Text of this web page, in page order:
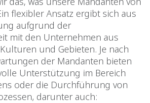
flexibler Ansatz ergibt sich aus
aufgrund der
mit den Unternehmen aus
und Gebieten. Je nach
der Mandanten bieten
Unterstützung im Bereich
oder die Durchführung von
darunter auch: